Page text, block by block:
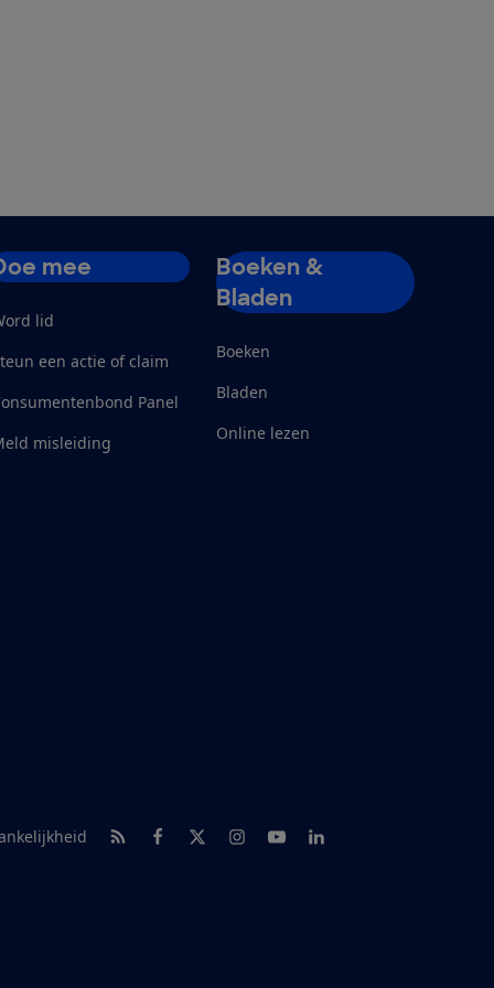
mee
lid
een actie of claim
Panel
misleiding
Boeken &
Bladen
Boeken
Bladen
Online lezen
RSS-feed nieuws
Facebook
TwitterInstagram
YoutubeLinkedIn